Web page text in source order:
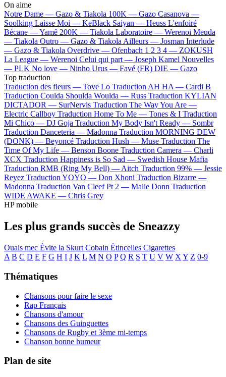
On aime
Notre Dame — Gazo & Tiakola 100K — Gazo Casanova —
Soolking Laisse Moi — KeBlack Saiyan — Heuss L'enfoiré
Bécane —Yamê 200K — Tiakola Laboratoire — Werenoi Meuda
— Tiakola Outro — Gazo & TiakolaAilleurs — Josman Interlude
— Gazo & Tiakola Overdrive — Ofenbach 1 2 3 4 — ZOKUSH
La League — Werenoi Celui qui part — Joseph Kamel Nouvelles
— PLK No love — Ninho Urus — Favé (FR) DIE — Gazo
Top traduction
Traduction des fleurs — Tove Lo Traduction AH HA — Cardi B
Traduction Coulda Shoulda Woulda — Russ Traduction KYLIAN
DICTADOR — SurNervis Traduction The Way You Are —
Electric Callboy Traduction Home To Me — Tones & I Traduction
Mi Chico — DJ Goja Traduction My Body Isn't Ready — Sombr
Traduction Danceteria — Madonna Traduction MORNING DEW
(DONK) — Beyoncé Traduction Hush — Muse Traduction The
Time Of My Life — Benson Boone Traduction Camera — Charli
XCX Traduction Happiness is So Sad — Swedish House Mafia
Traduction RMB (Ring My Bell) —Aitch Traduction 99% — Jessie
Reyez Traduction YOYO — Don Xhoni Traduction Bizarre —
Madonna Traduction Van Cleef Pt 2 — Malie Donn Traduction
WIDE AWAKE — Chris Grey
HP mobile
Les plus grands succès de Sneazzy
Ouais mec Évite la Skurt Cobain Étincelles Cigarettes
A B C D E F G H I J K L M N O P Q R S T U V W X Y Z 0-9
Thématiques
Chansons pour faire le sexe
Rap Français
Chansons d'amour
Chansons des Guinguettes
Chansons de Rugby et 3ème mi-temps
Chanson bonne humeur
Plan de site